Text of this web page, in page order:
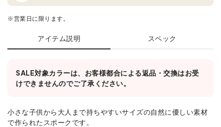
※営業日に限ります。
アイテム説明 スペック
SALE対象カラーは、お客様都合による返品・交換はお受
けできませんのでご了承ください。
小さな子供から大人まで持ちやすいサイズの自然に優しい素材
で作られたスポークです。